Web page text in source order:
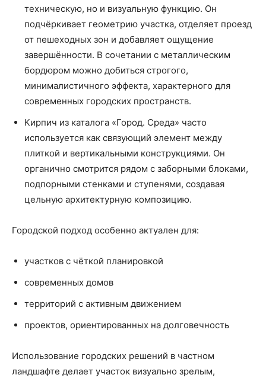
техническую, но и визуальную функцию. Он
подчёркивает геометрию участка, отделяет проезд
от пешеходных зон и добавляет ощущение
завершённости. В сочетании с металлическим
бордюром можно добиться строгого,
минималистичного эффекта, характерного для
современных городских пространств.
Кирпич из каталога «Город. Среда» часто
используется как связующий элемент между
плиткой и вертикальными конструкциями. Он
органично смотрится рядом с заборными блоками,
подпорными стенками и ступенями, создавая
цельную архитектурную композицию.
Городской подход особенно актуален для:
участков с чёткой планировкой
современных домов
территорий с активным движением
проектов, ориентированных на долговечность
Использование городских решений в частном
ландшафте делает участок визуально зрелым,